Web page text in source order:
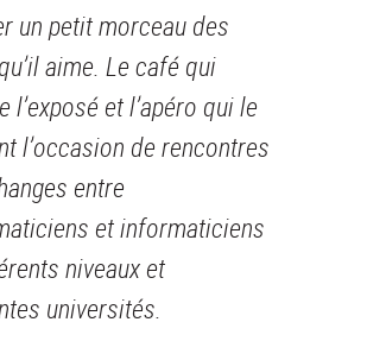
un petit morceau des
aime. Le café qui
l’exposé et l’apéro qui le
l’occasion de rencontres
entre
et informaticiens
niveaux et
universités.